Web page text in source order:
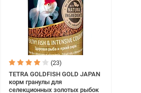
(23)
TETRA GOLDFISH GOLD JAPAN
корм гранулы для
селекционных золотых рыбок